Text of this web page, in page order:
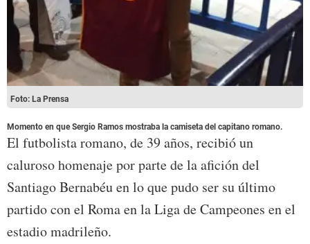
Foto: La Prensa
Momento en que Sergio Ramos mostraba la camiseta del capitano romano.
El futbolista romano, de 39 años, recibió un
caluroso homenaje por parte de la afición del
Santiago Bernabéu en lo que pudo ser su último
partido con el Roma en la Liga de Campeones en el
estadio madrileño.